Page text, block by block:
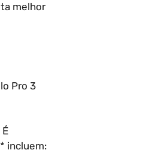
melhor
Pro 3
incluem: